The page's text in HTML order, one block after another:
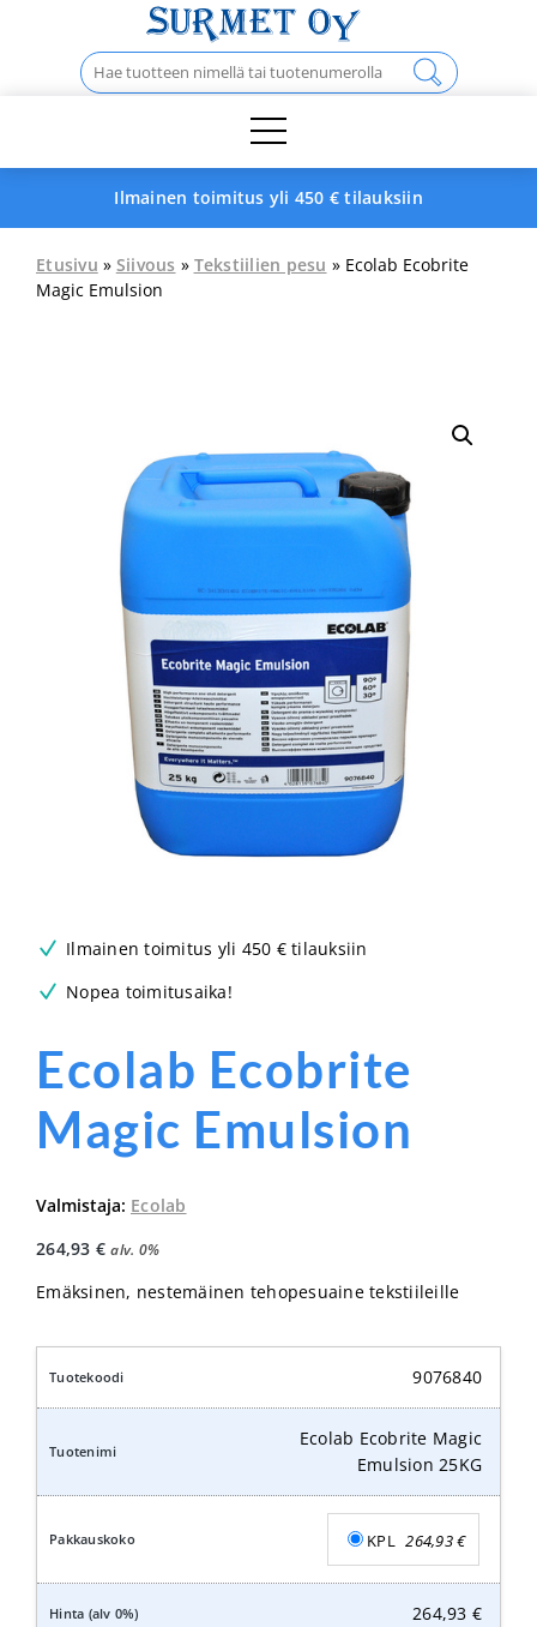
Haku:
Ilmainen toimitus yli 450 € tilauksiin
Etusivu » Siivous » Tekstiilien pesu » Ecolab Ecobrite
Magic Emulsion
Ilmainen toimitus yli 450 € tilauksiin
Nopea toimitusaika!
Ecolab Ecobrite
Magic Emulsion
Valmistaja: Ecolab
264,93 € alv. 0%
Emäksinen, nestemäinen tehopesuaine tekstiileille
9076840
Ecolab Ecobrite Magic
Emulsion 25KG
KPL 264,93€
264,93 €